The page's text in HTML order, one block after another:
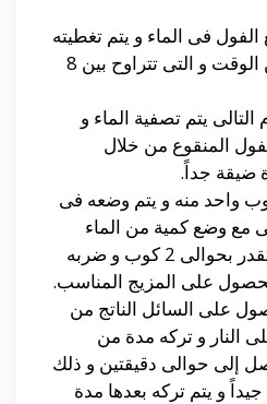
فى الماء و يتم تغطيته
بالكامل مدة من الوقت و التى تتراوح بين 8
يتم تصفية الماء و
المنقوع من خلال
ضيقة جداً.
واحد منه و يتم وضعه فى
مع وضع كمية من الماء
المقطر و التى تقدر بحوالى 2 كوب و ضربه
على المزيج المناسب.
على السائل الناتج من
النار و تركه مدة من
إلى حوالى دقيقتين و ذلك
و يتم تركه بعدها مدة